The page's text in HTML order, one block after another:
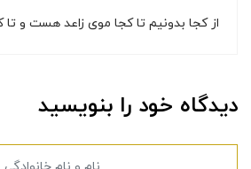
از کجا بدونیم تا کجا موی زاعد هست و تا
دیدگاه خود را بنویسید